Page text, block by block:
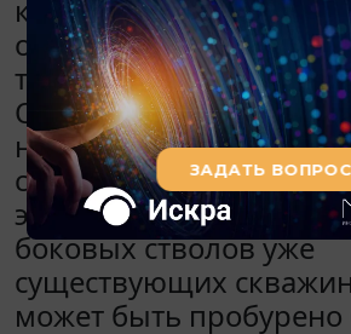
компании есть
оценки НЗП (п. 27
том числе в сумме
Организация
нефтяных скважин для
скважин малого
эксплуатационных
боковых стволов уже
существующих
может быть пробурено